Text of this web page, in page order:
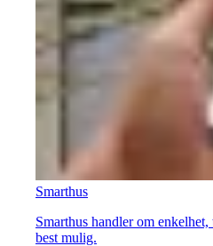
Smarthus
Smarthus handler om
best mulig.